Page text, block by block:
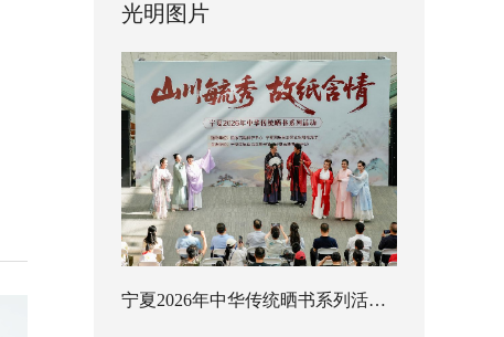
光明图片
宁夏2026年中华传统晒书系列活动启幕